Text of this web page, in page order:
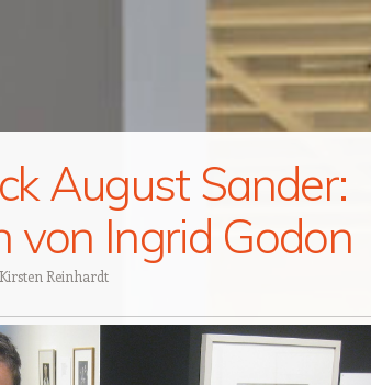
August Sander:
von Ingrid Godon
Kirsten Reinhardt